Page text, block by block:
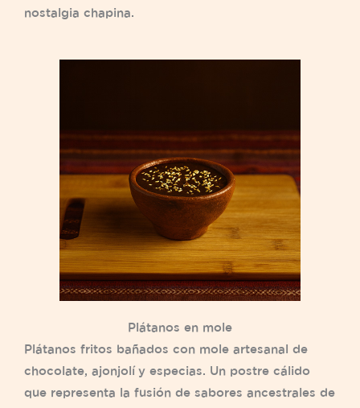
nostalgia chapina.
Plátanos en mole
Plátanos fritos bañados con mole artesanal de
chocolate, ajonjolí y especias. Un postre cálido
que representa la fusión de sabores ancestrales de